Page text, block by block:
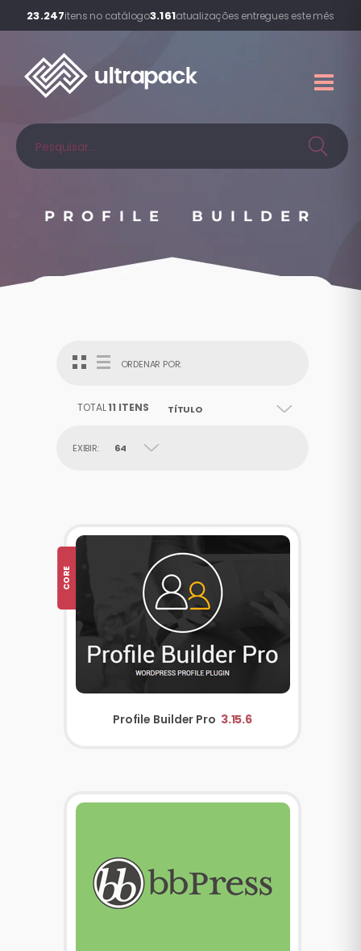
23.247itens no catálogo3.161atualizações entregues este mês
PROFILE BUILDER
ORDENAR POR:
TÍTULO
TOTAL11 ITENS
EXIBIR: 64
CORE
Profile Builder Pro 3.15.6